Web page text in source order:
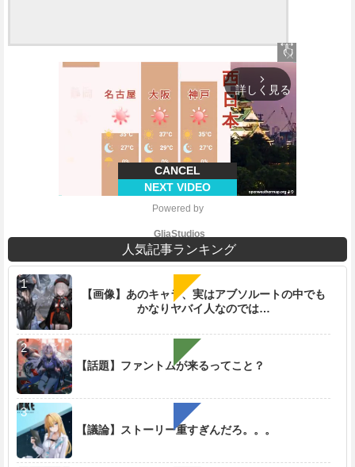
close
arrow_forward_ios
詳しく見る
CANCEL
NEXT VIDEO
e
Powered by
GliaStudios
人気記事ランキング
【画像】あのキャラ、実はアブソルートの中でも
かなりヤバイ人なのでは…
【話題】ファントムが来るってこと？
【議論】ストーリー重すぎんだろ。。。